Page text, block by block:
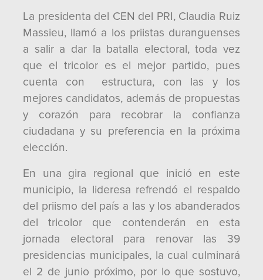
La presidenta del CEN del PRI, Claudia Ruiz
Massieu, llamó a los priistas duranguenses
a salir a dar la batalla electoral, toda vez
que el tricolor es el mejor partido, pues
cuenta con estructura, con las y los
mejores candidatos, además de propuestas
y corazón para recobrar la confianza
ciudadana y su preferencia en la próxima
elección.
En una gira regional que inició en este
municipio, la lideresa refrendó el respaldo
del priismo del país a las y los abanderados
del tricolor que contenderán en esta
jornada electoral para renovar las 39
presidencias municipales, la cual culminará
el 2 de junio próximo, por lo que sostuvo,